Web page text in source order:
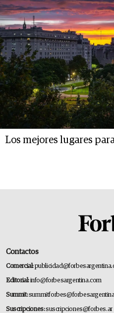
Los mejores lugares
Contactos
Comercial:
Editorial:info@forbesargentina.com
Summit:
Suscripciones:suscripciones@forbes.ar